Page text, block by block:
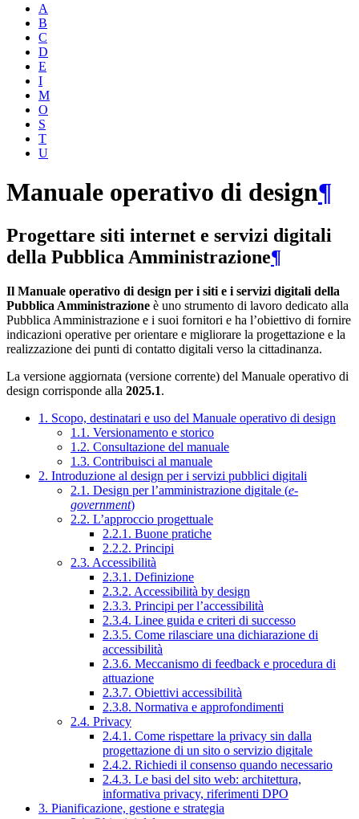
A
B
C
D
E
I
M
O
S
T
U
Manuale operativo di design¶
Progettare siti internet e servizi digitali
della Pubblica Amministrazione¶
Il Manuale operativo di design per i siti e i servizi digitali della
Pubblica Amministrazione è uno strumento di lavoro dedicato alla
Pubblica Amministrazione e i suoi fornitori e ha l’obiettivo di fornire
indicazioni operative per orientare e migliorare la progettazione e la
realizzazione dei punti di contatto digitali verso la cittadinanza.
La versione aggiornata (versione corrente) del Manuale operativo di
design corrisponde alla 2025.1.
1. Scopo, destinatari e uso del Manuale operativo di design
1.1. Versionamento e storico
1.2. Consultazione del manuale
1.3. Contribuisci al manuale
2. Introduzione al design per i servizi pubblici digitali
2.1. Design per l’amministrazione digitale (e-
government)
2.2. L’approccio progettuale
2.2.1. Buone pratiche
2.2.2. Principi
2.3. Accessibilità
2.3.1. Definizione
2.3.2. Accessibilità by design
2.3.3. Principi per l’accessibilità
2.3.4. Linee guida e criteri di successo
2.3.5. Come rilasciare una dichiarazione di
accessibilità
2.3.6. Meccanismo di feedback e procedura di
attuazione
2.3.7. Obiettivi accessibilità
2.3.8. Normativa e approfondimenti
2.4. Privacy
2.4.1. Come rispettare la privacy sin dalla
progettazione di un sito o servizio digitale
2.4.2. Richiedi il consenso quando necessario
2.4.3. Le basi del sito web: architettura,
informativa privacy, riferimenti DPO
3. Pianificazione, gestione e strategia